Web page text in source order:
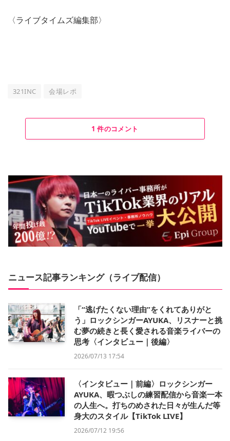
〈ライブタイムズ編集部〉
321INC 会場レポ
1 件のコメント
ニュース記事ランキング（ライブ配信）
「“逃げたくない理由”をくれてありがと
う」ロックシンガーAYUKA、リスナーと挑
む夢の続きと長く愛される音楽ライバーの
思考〈インタビュー｜後編〉
2026/07/13 17:54
〈インタビュー｜前編〉ロックシンガー
AYUKA、暇つぶしの練習配信から音楽一本
の人生へ。打ちのめされた日々が生んだ等
身大のスタイル【TikTok LIVE】
2026/07/12 19:56